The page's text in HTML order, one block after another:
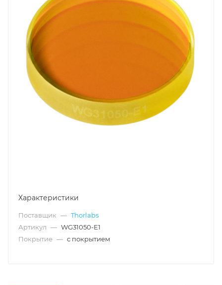
Характеристики
Поставщик — Thorlabs
Артикул — WG31050-E1
Покрытие — с покрытием